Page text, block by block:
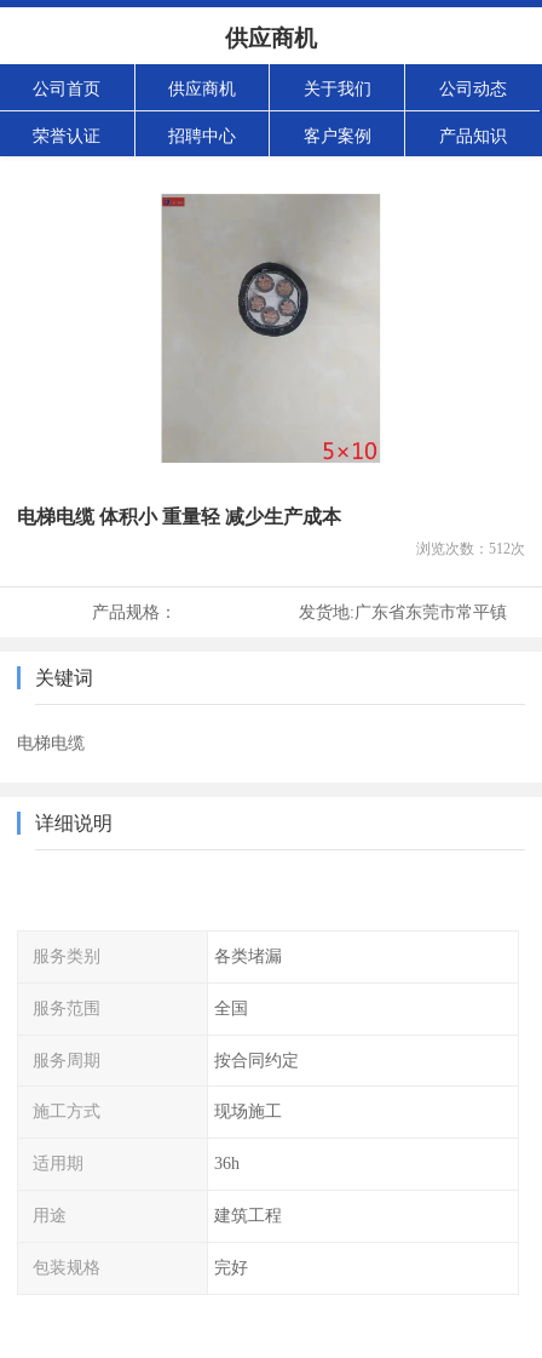
供应商机
公司首页 供应商机 关于我们 公司动态
荣誉认证 招聘中心 客户案例 产品知识
电梯电缆 体积小 重量轻 减少生产成本
浏览次数： 512次
产品规格： 发货地:广东省东莞市常平镇
关键词
电梯电缆
详细说明
服务类别 各类堵漏
服务范围 全国
服务周期 按合同约定
施工方式 现场施工
适用期 36h
用途 建筑工程
包装规格 完好